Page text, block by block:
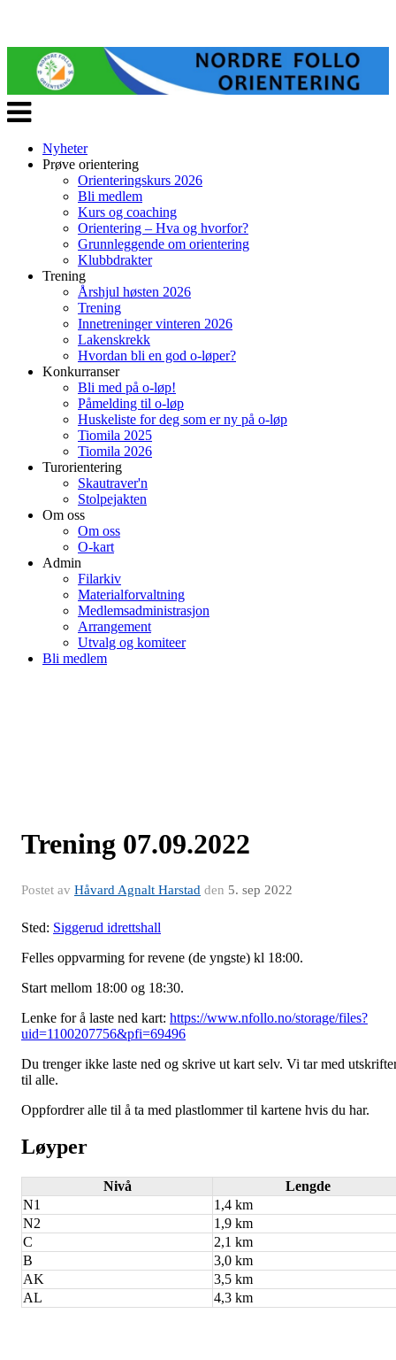
Veksle
navigasjon
Nyheter
Prøve orientering
Orienteringskurs 2026
Bli medlem
Kurs og coaching
Orientering – Hva og hvorfor?
Grunnleggende om orientering
Klubbdrakter
Trening
Årshjul høsten 2026
Trening
Innetreninger vinteren 2026
Lakenskrekk
Hvordan bli en god o-løper?
Konkurranser
Bli med på o-løp!
Påmelding til o-løp
Huskeliste for deg som er ny på o-løp
Tiomila 2025
Tiomila 2026
Turorientering
Skautraver'n
Stolpejakten
Om oss
Om oss
O-kart
Admin
Filarkiv
Materialforvaltning
Medlemsadministrasjon
Arrangement
Utvalg og komiteer
Bli medlem
Trening 07.09.2022
Postet av Håvard Agnalt Harstad den 5. sep 2022
Sted: Siggerud idrettshall
Felles oppvarming for revene (de yngste) kl 18:00.
Start mellom 18:00 og 18:30.
Lenke for å laste ned kart: https://www.nfollo.no/storage/files?
uid=1100207756&pfi=69496
Du trenger ikke laste ned og skrive ut kart selv. Vi tar med
til alle.
Oppfordrer alle til å ta med plastlommer til kartene hvis du har.
Løyper
Nivå
Lengde
N1
1,4 km
N2
1,9 km
C
2,1 km
B
3,0 km
AK
3,5 km
AL
4,3 km